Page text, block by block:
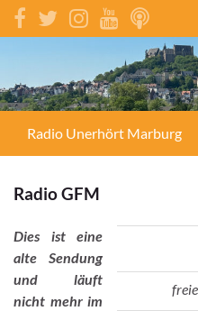
Search for:
Radio Unerhört Marburg
Radio GFM
Dies ist eine
alte Sendung
und läuft
nicht mehr im